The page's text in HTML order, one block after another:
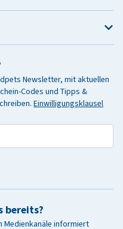
Newsletter, mit aktuellen
Codes und Tipps &
Einwilligungsklausel
bereits?
Medienkanäle informiert